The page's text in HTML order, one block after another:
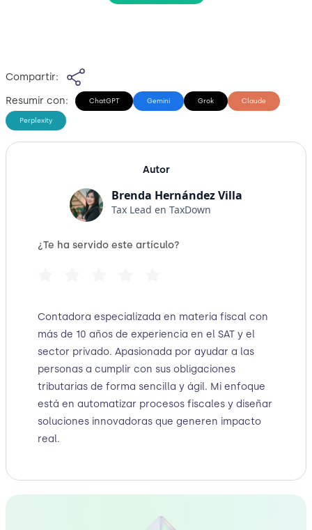
Compartir:
Resumir con:
ChatGPT Gemini Grok Claude
Perplexity
Autor
Brenda Hernández Villa
Tax Lead en TaxDown
¿Te ha servido este artículo?
Contadora especializada en materia fiscal con
más de 10 años de experiencia en el SAT y el
sector privado. Apasionada por ayudar a las
personas a cumplir con sus obligaciones
tributarias de forma sencilla y ágil. Mi enfoque
está en automatizar procesos fiscales y diseñar
soluciones innovadoras que generen impacto
real.